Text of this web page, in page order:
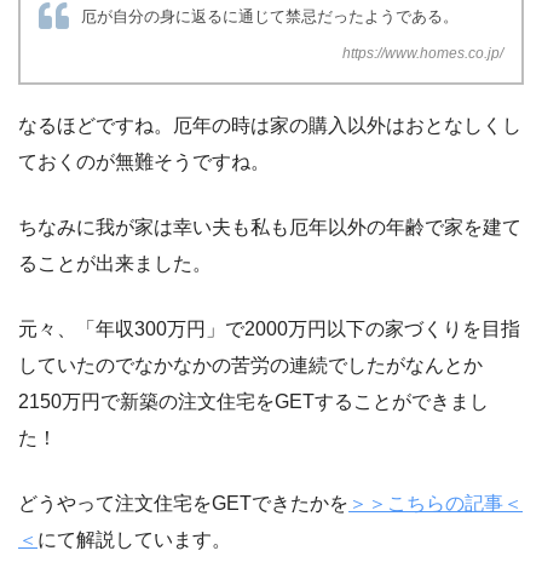
厄が自分の身に返るに通じて禁忌だったようである。
https://www.homes.co.jp/
なるほどですね。厄年の時は家の購入以外はおとなしくし
ておくのが無難そうですね。
ちなみに我が家は幸い夫も私も厄年以外の年齢で家を建て
ることが出来ました。
元々、「年収300万円」で2000万円以下の家づくりを目指
していたのでなかなかの苦労の連続でしたがなんとか
2150万円で新築の注文住宅をGETすることができまし
た！
どうやって注文住宅をGETできたかを ＞＞こちらの記事＜
＜ にて解説しています。